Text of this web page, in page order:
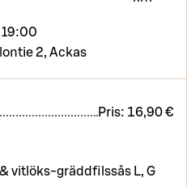
2, Ackas
Pris: 16,90 €
vitlöks-gräddfilssås L, G